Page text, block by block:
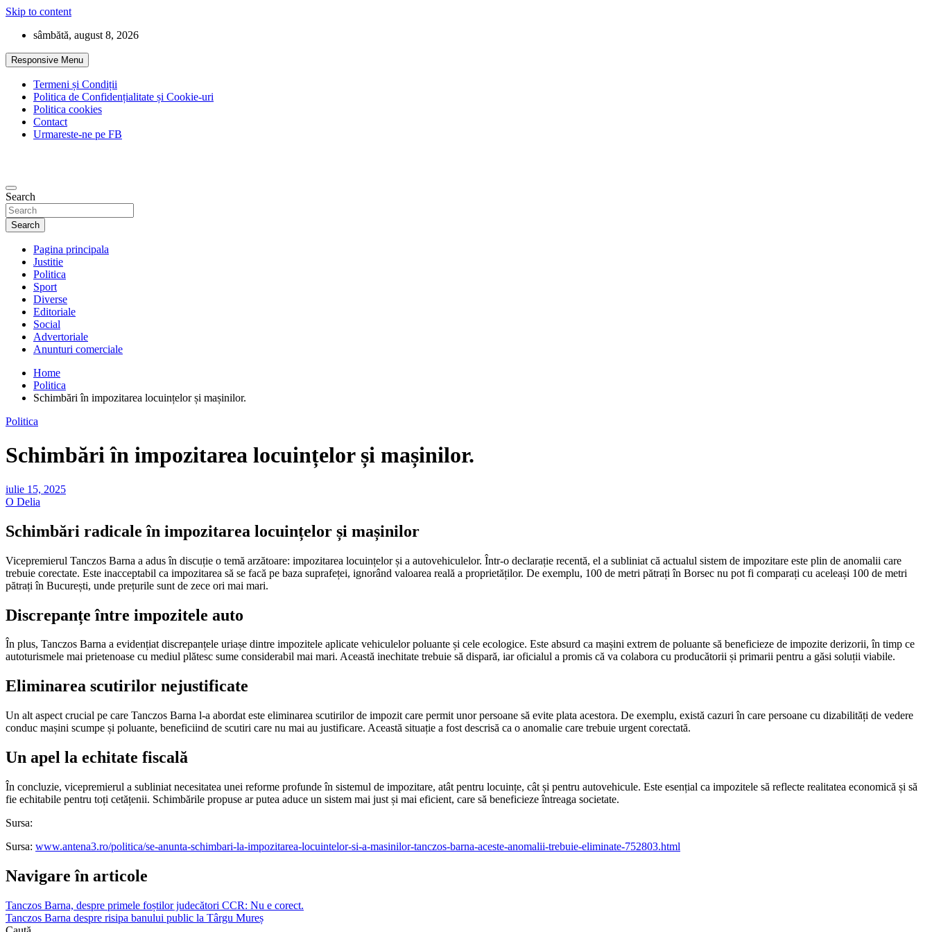
Skip to content
sâmbătă, august 8, 2026
Responsive Menu
Termeni și Condiții
Politica de Confidențialitate și Cookie-uri
Politica cookies
Contact
Urmareste-ne pe FB
Search
Search
Pagina principala
Justitie
Politica
Sport
Diverse
Editoriale
Social
Advertoriale
Anunturi comerciale
Home
Politica
Schimbări în impozitarea locuințelor și mașinilor.
Politica
Schimbări în impozitarea locuințelor și mașinilor.
iulie 15, 2025
O Delia
Schimbări radicale în impozitarea locuințelor și mașinilor
Vicepremierul Tanczos Barna a adus în discuție o temă arzătoare: impozitarea locuințelor și a autovehiculelor. Într-o declarație recentă, el a subliniat că actualul sistem de impozitare este plin de anomalii care
trebuie corectate. Este inacceptabil ca impozitarea să se facă pe baza suprafeței, ignorând valoarea reală a proprietăților. De exemplu, 100 de metri pătrați în Borsec nu pot fi comparați cu aceleași 100 de metri
pătrați în București, unde prețurile sunt de zece ori mai mari.
Discrepanțe între impozitele auto
În plus, Tanczos Barna a evidențiat discrepanțele uriașe dintre impozitele aplicate vehiculelor poluante și cele ecologice. Este absurd ca mașini extrem de poluante să beneficieze de impozite derizorii, în timp ce
autoturismele mai prietenoase cu mediul plătesc sume considerabil mai mari. Această inechitate trebuie să dispară, iar oficialul a promis că va colabora cu producătorii și primarii pentru a găsi soluții viabile.
Eliminarea scutirilor nejustificate
Un alt aspect crucial pe care Tanczos Barna l-a abordat este eliminarea scutirilor de impozit care permit unor persoane să evite plata acestora. De exemplu, există cazuri în care persoane cu dizabilități de vedere
conduc mașini scumpe și poluante, beneficiind de scutiri care nu mai au justificare. Această situație a fost descrisă ca o anomalie care trebuie urgent corectată.
Un apel la echitate fiscală
În concluzie, vicepremierul a subliniat necesitatea unei reforme profunde în sistemul de impozitare, atât pentru locuințe, cât și pentru autovehicule. Este esențial ca impozitele să reflecte realitatea economică și să
fie echitabile pentru toți cetățenii. Schimbările propuse ar putea aduce un sistem mai just și mai eficient, care să beneficieze întreaga societate.
Sursa:
Sursa: www.antena3.ro/politica/se-anunta-schimbari-la-impozitarea-locuintelor-si-a-masinilor-tanczos-barna-aceste-anomalii-trebuie-eliminate-752803.html
Navigare în articole
Tanczos Barna, despre primele foștilor judecători CCR: Nu e corect.
Tanczos Barna despre risipa banului public la Târgu Mureș